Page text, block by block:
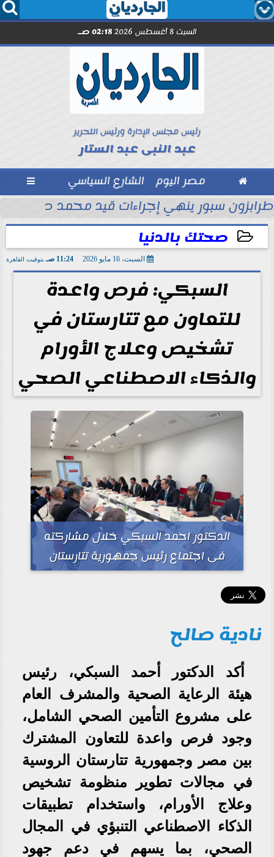
  
السبت 8 أغسطس 2026 02:18 صـ
رئيس مجلس الإدارة ورئيس التحرير
عبد النبى عبد الستار
 مصر اليوم الشارع السياسي 
طرابزون سبور ينهي إجراءات قيد محمد صلاح
صحتك بالدنيا
السبت، 16 مايو 2026 11:24 صـ بتوقيت القاهرة
السبكي: فرص واعدة
للتعاون مع تتارستان في
تشخيص وعلاج الأورام
والذكاء الاصطناعي الصحي
الدكتور احمد السبكي خلال مشاركته
فى اجتماع رئيس جمهورية تتارستان
نادية صالح
أكد الدكتور أحمد السبكي، رئيس
هيئة الرعاية الصحية والمشرف العام
على مشروع التأمين الصحي الشامل،
وجود فرص واعدة للتعاون المشترك
بين مصر وجمهورية تتارستان الروسية
في مجالات تطوير منظومة تشخيص
وعلاج الأورام، واستخدام تطبيقات
الذكاء الاصطناعي التنبؤي في المجال
الصحي، بما يسهم في دعم جهود